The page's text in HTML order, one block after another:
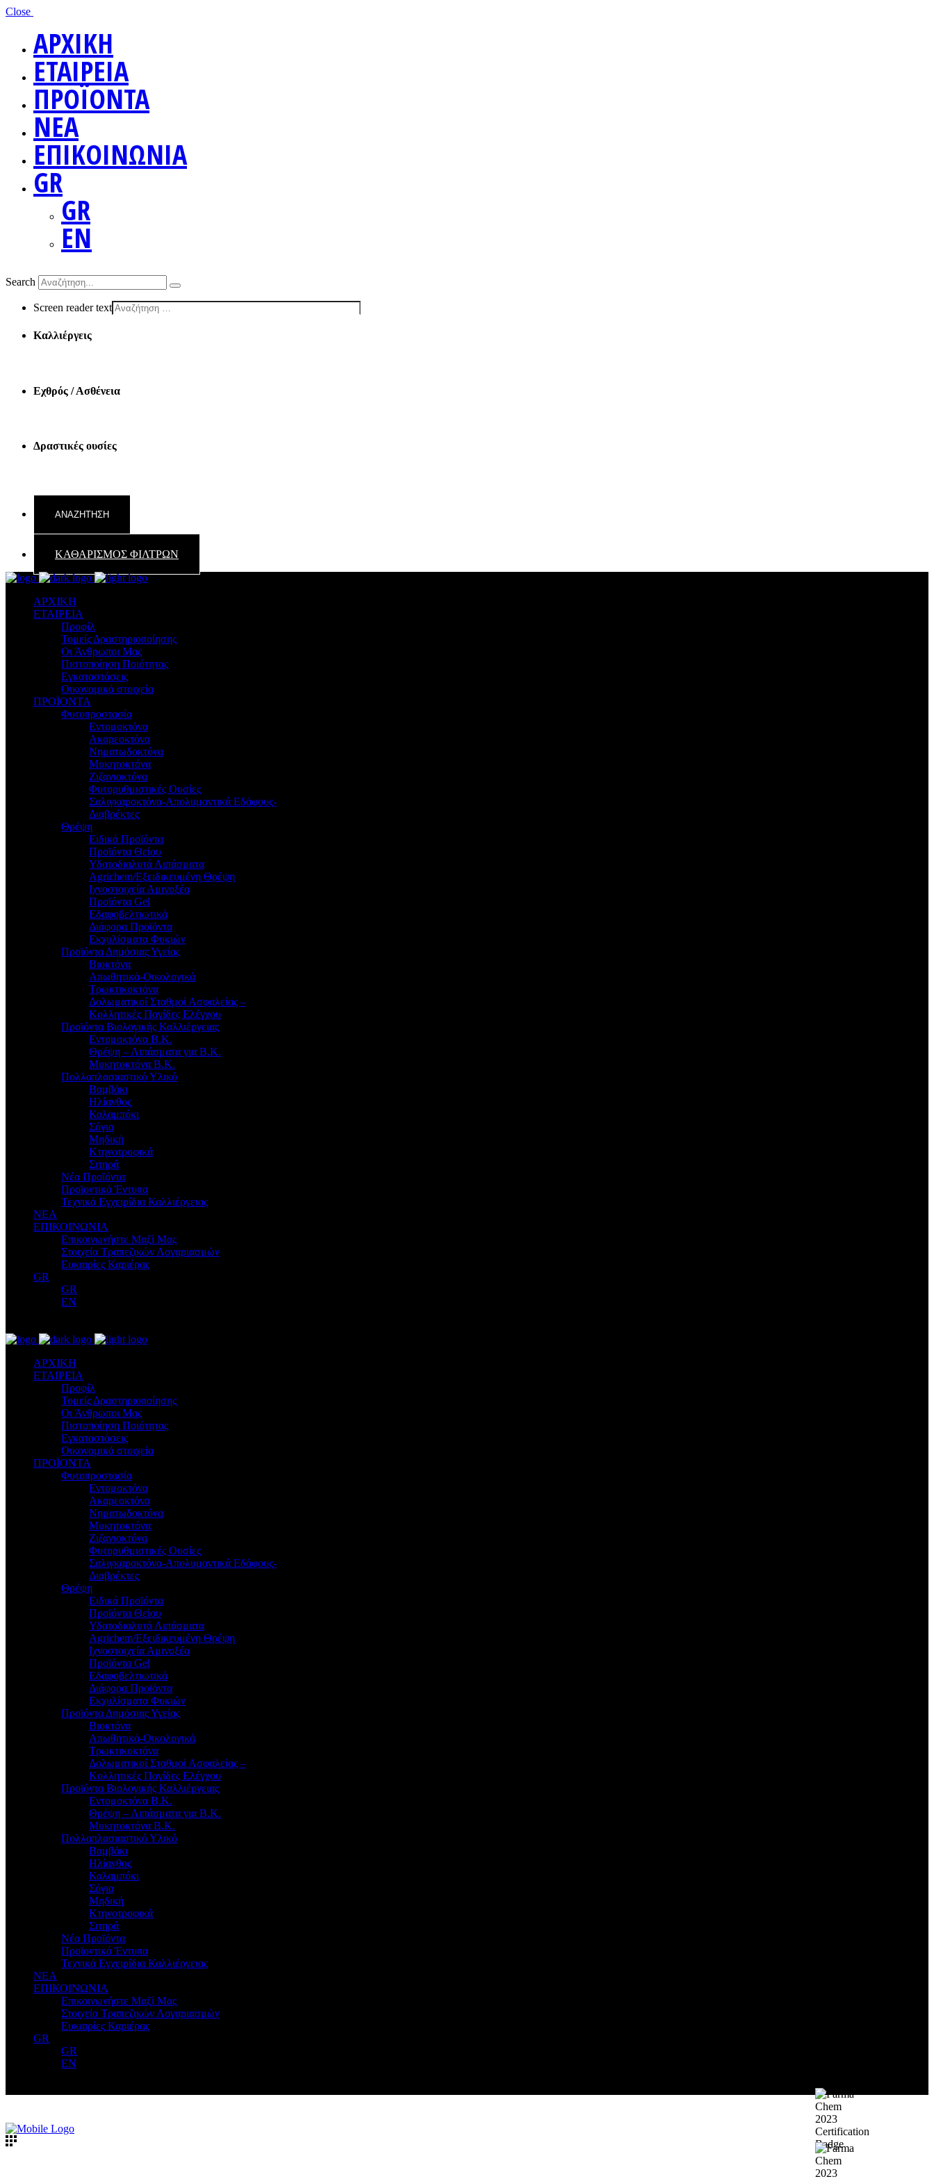
Close
ΑΡΧΙΚΗ
ΕΤΑΙΡΕΙΑ
ΠΡΟΪΟΝΤΑ
ΝΕΑ
ΕΠΙΚΟΙΝΩΝΙΑ
GR
GR
EN
Search
Screen reader text
Καλλιέργεις
Εχθρός / Ασθένεια
Δραστικές ουσίες
ΚΑΘΑΡΙΣΜΟΣ ΦΙΛΤΡΩΝ
ΑΡΧΙΚΗ
ΕΤΑΙΡΕΙΑ
Προφίλ
Τομείς Δραστηριοποίησης
Οι Άνθρωποι Μας
Πιστοποίηση Ποιότητας
Εγκαταστάσεις
Οικονομικά στοιχεία
ΠΡΟΪΟΝΤΑ
Φυτοπροστασία
Εντομοκτόνα
Ακαρεοκτόνα
Νηματωδοκτόνα
Μυκητοκτόνα
Ζιζανιοκτόνα
Φυτορυθμιστικές Ουσίες
Σαλιγκαροκτόνα-Απολυμαντικά Εδάφους-
Διαβρέκτες
Θρέψη
Ειδικά Προϊόντα
Προϊόντα Θείου
Υδατοδιαλυτά Λιπάσματα
Agrichem/Εξειδικευμένη Θρέψη
Ιχνοστοιχεία Αμινοξέα
Προϊόντα Gel
Εδαφοβελτιωτικά
Διάφορα Προϊόντα
Εκχυλίσματα Φυκιών
Προϊόντα Δημόσιας Υγείας
Βιοκτόνα
Απωθητικά-Οικολογικά
Τρωκτικοκτόνα
Δολωματικοί Σταθμοί Ασφαλείας –
Κολλητικές Παγίδες Ελέγχου
Προϊόντα Βιολογικής Καλλιέργειας
Εντομοκτόνα Β.Κ.
Θρέψη – Λιπάσματα για Β.Κ.
Μυκητοκτόνα Β.Κ.
Πολλαπλασιαστικό Υλικό
Βαμβάκι
Ηλίανθος
Καλαμπόκι
Σόγια
Μηδική
Κτηνοτροφικά
Σιτηρά
Νέα Προϊόντα
Προϊοντικά Έντυπα
Τεχνικά Εγχειρίδια Καλλιέργειας
ΝΕΑ
ΕΠΙΚΟΙΝΩΝΙΑ
Επικοινωνήστε Μαζί Μας
Στοιχεία Τραπεζικών Λογαριασμών
Ευκαιρίες Καριέρας
GR
GR
EN
ΑΡΧΙΚΗ
ΕΤΑΙΡΕΙΑ
Προφίλ
Τομείς Δραστηριοποίησης
Οι Άνθρωποι Μας
Πιστοποίηση Ποιότητας
Εγκαταστάσεις
Οικονομικά στοιχεία
ΠΡΟΪΟΝΤΑ
Φυτοπροστασία
Εντομοκτόνα
Ακαρεοκτόνα
Νηματωδοκτόνα
Μυκητοκτόνα
Ζιζανιοκτόνα
Φυτορυθμιστικές Ουσίες
Σαλιγκαροκτόνα-Απολυμαντικά Εδάφους-
Διαβρέκτες
Θρέψη
Ειδικά Προϊόντα
Προϊόντα Θείου
Υδατοδιαλυτά Λιπάσματα
Agrichem/Εξειδικευμένη Θρέψη
Ιχνοστοιχεία Αμινοξέα
Προϊόντα Gel
Εδαφοβελτιωτικά
Διάφορα Προϊόντα
Εκχυλίσματα Φυκιών
Προϊόντα Δημόσιας Υγείας
Βιοκτόνα
Απωθητικά-Οικολογικά
Τρωκτικοκτόνα
Δολωματικοί Σταθμοί Ασφαλείας –
Κολλητικές Παγίδες Ελέγχου
Προϊόντα Βιολογικής Καλλιέργειας
Εντομοκτόνα Β.Κ.
Θρέψη – Λιπάσματα για Β.Κ.
Μυκητοκτόνα Β.Κ.
Πολλαπλασιαστικό Υλικό
Βαμβάκι
Ηλίανθος
Καλαμπόκι
Σόγια
Μηδική
Κτηνοτροφικά
Σιτηρά
Νέα Προϊόντα
Προϊοντικά Έντυπα
Τεχνικά Εγχειρίδια Καλλιέργειας
ΝΕΑ
ΕΠΙΚΟΙΝΩΝΙΑ
Επικοινωνήστε Μαζί Μας
Στοιχεία Τραπεζικών Λογαριασμών
Ευκαιρίες Καριέρας
GR
GR
EN